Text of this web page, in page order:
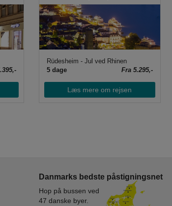
Rüdesheim - Jul ved Rhinen
5 dage
Fra 5.295,-
Læs mere om rejsen
Danmarks bedste påstigningsnet
Hop på bussen ved
47 danske byer.